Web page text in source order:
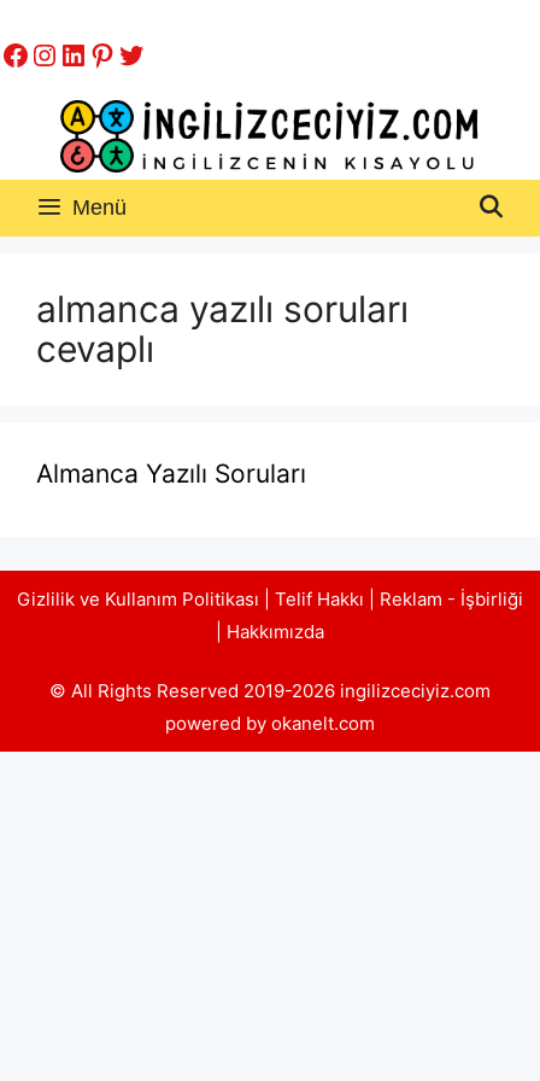
atla
Facebook
Instagram
LinkedIn
Pinterest
Twitter
Menü
almanca yazılı soruları
cevaplı
Almanca Yazılı Soruları
Gizlilik ve Kullanım Politikası Telif Hakkı
Reklam - İşbirliği
Hakkımızda
© All Rights Reserved 2019-2026 ingilizceciyiz.com
powered by okanelt.com